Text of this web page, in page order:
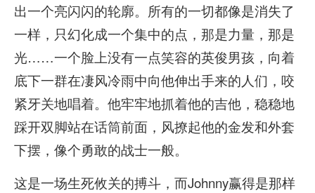
出一个亮闪闪的轮廓。所有的一切都像是消失了
一样，只幻化成一个集中的点，那是力量，那是
光……一个脸上没有一点笑容的英俊男孩，向着
底下一群在凄风冷雨中向他伸出手来的人们，咬
紧牙关地唱着。他牢牢地抓着他的吉他，稳稳地
踩开双脚站在话筒前面，风撩起他的金发和外套
下摆，像个勇敢的战士一般。
这是一场生死攸关的搏斗，而Johnny赢得是那样